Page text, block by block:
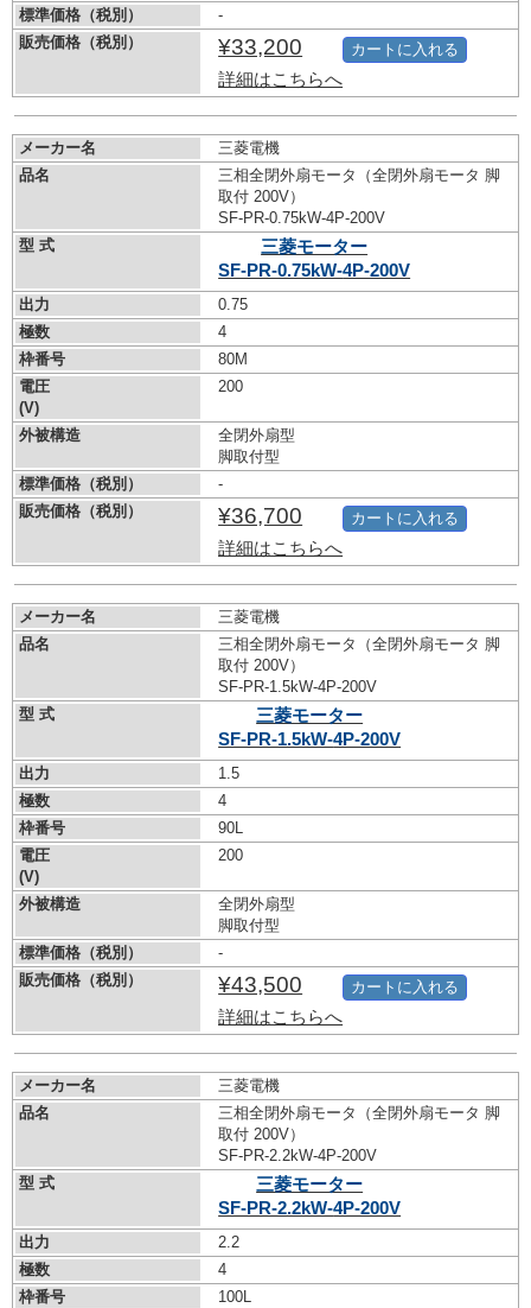
標準価格（税別）
-
販売価格（税別）
¥33,200
詳細はこちらへ
カートに入れる
メーカー名
三菱電機
品名
三相全閉外扇モータ（全閉外扇モータ 脚
取付 200V）
SF-PR-0.75kW-4P-200V
型 式
三菱モーター
SF-PR-0.75kW-4P-200V
出力
0.75
極数
4
枠番号
80M
電圧
(V)
200
外被構造
全閉外扇型
脚取付型
標準価格（税別）
-
販売価格（税別）
¥36,700
詳細はこちらへ
カートに入れる
メーカー名
三菱電機
品名
三相全閉外扇モータ（全閉外扇モータ 脚
取付 200V）
SF-PR-1.5kW-4P-200V
型 式
三菱モーター
SF-PR-1.5kW-4P-200V
出力
1.5
極数
4
枠番号
90L
電圧
(V)
200
外被構造
全閉外扇型
脚取付型
標準価格（税別）
-
販売価格（税別）
¥43,500
詳細はこちらへ
カートに入れる
メーカー名
三菱電機
品名
三相全閉外扇モータ（全閉外扇モータ 脚
取付 200V）
SF-PR-2.2kW-4P-200V
型 式
三菱モーター
SF-PR-2.2kW-4P-200V
出力
2.2
極数
4
枠番号
100L